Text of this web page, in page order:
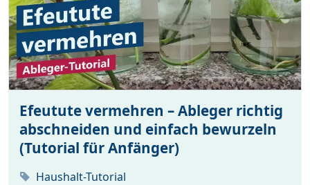
Efeutute vermehren – Ableger richtig
abschneiden und einfach bewurzeln
(Tutorial für Anfänger)
Haushalt-Tutorial